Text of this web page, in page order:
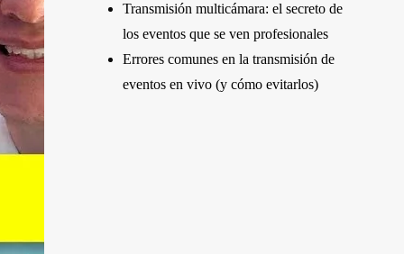
Transmisión multicámara: el secreto de
los eventos que se ven profesionales
Errores comunes en la transmisión de
eventos en vivo (y cómo evitarlos)